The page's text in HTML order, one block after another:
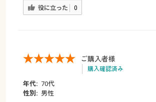
役に立った 0
ご購入者様
購入確認済み
年代: 70代
性別: 男性